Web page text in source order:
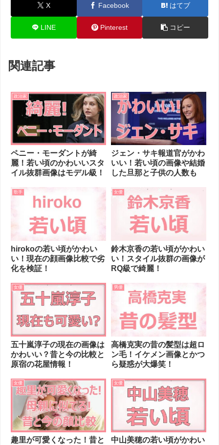
X Facebook はてブ
LINE Pinterest コピー
関連記事
政治家
ペニー・モーダントが綺
麗！若い頃のかわいいスタ
イル抜群画像はモデル級！
政治家
ジェン・サキ報道官がかわ
いい！若い頃の画像や結婚
した旦那と子供の人数も
歌手
hirokoの若い頃がかわい
い！現在の顔画像比較で劣
化を検証！
女優
鈴木京香の若い頃がかわい
い！スタイル抜群の画像が
RQ級で綺麗！
女優
五十嵐淳子の現在の画像は
かわいい？昔と今の比較と
原宿の花屋情報！
男優
高橋克実の昔の髪型は超ロ
ン毛！イケメン画像とかつ
ら疑惑が大爆笑！
女優
趣里が可愛くなった！昔と
女優
中山美穂の若い頃がかわい